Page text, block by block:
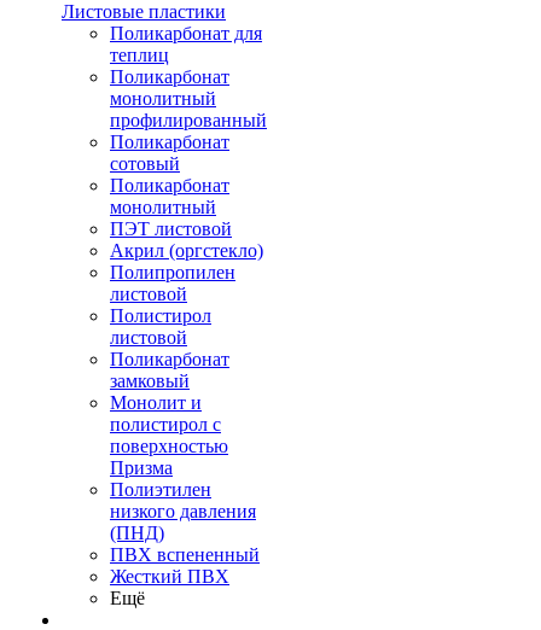
Листовые пластики
Поликарбонат для
теплиц
Поликарбонат
монолитный
профилированный
Поликарбонат
сотовый
Поликарбонат
монолитный
ПЭТ листовой
Акрил (оргстекло)
Полипропилен
листовой
Полистирол
листовой
Поликарбонат
замковый
Монолит и
полистирол с
поверхностью
Призма
Полиэтилен
низкого давления
(ПНД)
ПВХ вспененный
Жесткий ПВХ
Ещё